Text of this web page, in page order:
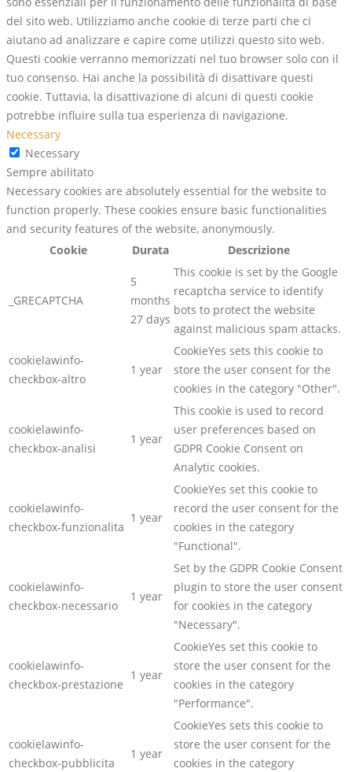
del sito web. Utilizziamo anche cookie di terze parti che ci
aiutano ad analizzare e capire come utilizzi questo sito web.
Questi cookie verranno memorizzati nel tuo browser solo con il
tuo consenso. Hai anche la possibilità di disattivare questi
cookie. Tuttavia, la disattivazione di alcuni di questi cookie
potrebbe influire sulla tua esperienza di navigazione.
Necessary
Necessary
Sempre abilitato
Necessary cookies are absolutely essential for the website to
function properly. These cookies ensure basic functionalities
and security features of the website, anonymously.
Cookie
Durata Descrizione
_GRECAPTCHA
5
months
27 days
This cookie is set by the Google
recaptcha service to identify
bots to protect the website
against malicious spam attacks.
cookielawinfo-
checkbox-altro
1 year
CookieYes sets this cookie to
store the user consent for the
cookies in the category "Other".
cookielawinfo-
checkbox-analisi
1 year
This cookie is used to record
user preferences based on
GDPR Cookie Consent on
Analytic cookies.
cookielawinfo-
checkbox-funzionalita
1 year
CookieYes set this cookie to
record the user consent for the
cookies in the category
"Functional".
cookielawinfo-
checkbox-necessario
1 year
Set by the GDPR Cookie Consent
plugin to store the user consent
for cookies in the category
"Necessary".
cookielawinfo-
checkbox-prestazione
1 year
CookieYes set this cookie to
store the user consent for the
cookies in the category
"Performance".
cookielawinfo-
checkbox-pubblicita
1 year
CookieYes sets this cookie to
store the user consent for the
cookies in the category